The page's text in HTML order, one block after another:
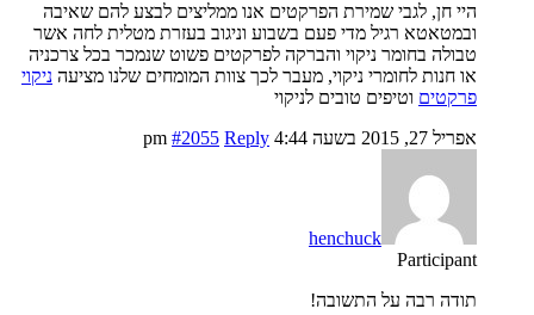
היי חן, לגבי שמירת הפרקטים אנו ממליצים לבצע להם שאיבה
ובמטאטא רגיל מדי פעם בשבוע וניגוב בעזרת מטלית לחה אשר
טבולה בחומר ניקוי והברקה לפרקטים פשוט שנמכר בכל צרכניה
או חנות לחומרי ניקוי, מעבר לכך צוות המומחים שלנו מציעה ניקוי
פרקטים וטיפים טובים לניקוי
אפריל 27, 2015 בשעה 4:44 pm
#2055 Reply
henchuck
Participant
תודה רבה על התשובה!